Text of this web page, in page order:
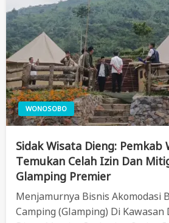
WONOSOBO
Sidak Wisata Dieng: Pemkab
Temukan Celah Izin Dan
Glamping Premier
Menjamurnya Bisnis Akomodasi
Camping (glamping) Di